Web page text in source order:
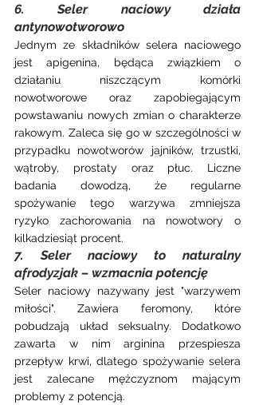
6. Seler naciowy działa
antynowotworowo
Jednym ze składników selera naciowego
jest apigenina, będąca związkiem o
działaniu niszczącym komórki
nowotworowe oraz zapobiegającym
powstawaniu nowych zmian o charakterze
rakowym. Zaleca się go w szczególności w
przypadku nowotworów jajników, trzustki,
wątroby, prostaty oraz płuc. Liczne
badania dowodzą, że regularne
spożywanie tego warzywa zmniejsza
ryzyko zachorowania na nowotwory o
kilkadziesiąt procent.
7. Seler naciowy to naturalny
afrodyzjak – wzmacnia potencję
Seler naciowy nazywany jest "warzywem
miłości". Zawiera feromony, które
pobudzają układ seksualny. Dodatkowo
zawarta w nim arginina przespiesza
przepływ krwi, dlatego spożywanie selera
jest zalecane mężczyznom mającym
problemy z potencją.